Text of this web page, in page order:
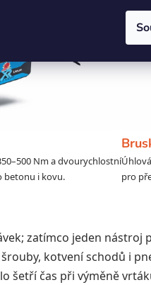
Nm a dvourychlostní
betonu i kovu.
pro
zatímco jeden nástroj
kotvení schodů i
šetří čas při výměně